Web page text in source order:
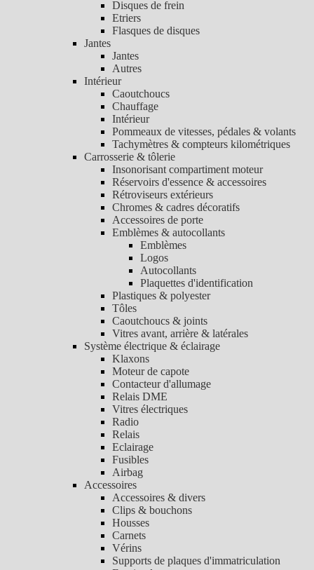
Disques de frein
Etriers
Flasques de disques
Jantes
Jantes
Autres
Intérieur
Caoutchoucs
Chauffage
Intérieur
Pommeaux de vitesses, pédales & volants
Tachymètres & compteurs kilométriques
Carrosserie & tôlerie
Insonorisant compartiment moteur
Réservoirs d'essence & accessoires
Rétroviseurs extérieurs
Chromes & cadres décoratifs
Accessoires de porte
Emblèmes & autocollants
Emblèmes
Logos
Autocollants
Plaquettes d'identification
Plastiques & polyester
Tôles
Caoutchoucs & joints
Vitres avant, arrière & latérales
Système électrique & éclairage
Klaxons
Moteur de capote
Contacteur d'allumage
Relais DME
Vitres électriques
Radio
Relais
Eclairage
Fusibles
Airbag
Accessoires
Accessoires & divers
Clips & bouchons
Housses
Carnets
Vérins
Supports de plaques d'immatriculation